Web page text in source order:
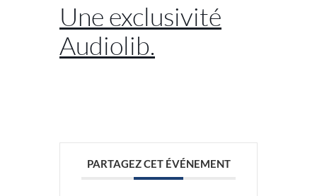
Une exclusivité
Audiolib.
PARTAGEZ CET ÉVÉNEMENT